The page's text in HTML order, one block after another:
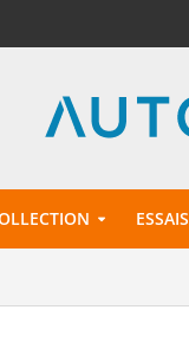
ESSAIS